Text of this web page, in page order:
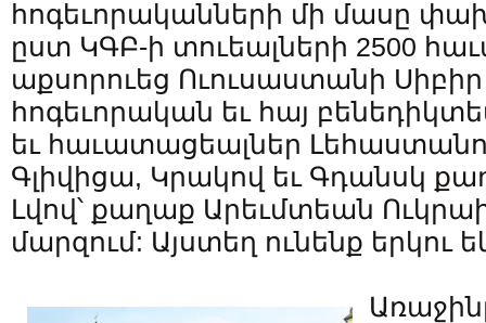
հոգեւորականների մի մասը
ըստ ԿԳԲ-ի տուեալների 2500
աքսորուեց Ուուսաստանի
հոգեւորական եւ հայ
եւ հաւատացեալներ
Գլիվիցա, Կրակով եւ Գդանսկ
Լվով՝ քաղաք Արեւմտեան
մարզում: Այստեղ ունենք երկու